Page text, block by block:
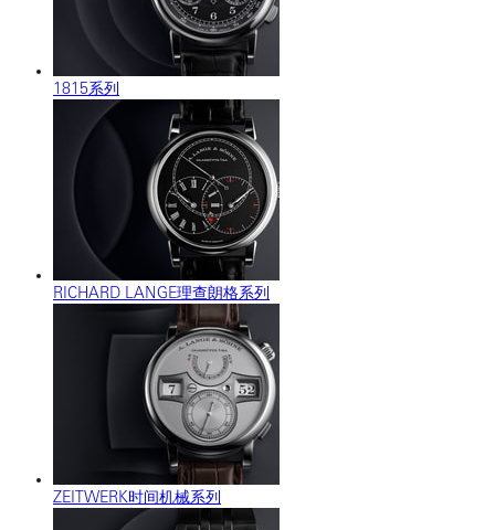
1815系列
RICHARD LANGE理查朗格系列
ZEITWERK时间机械系列